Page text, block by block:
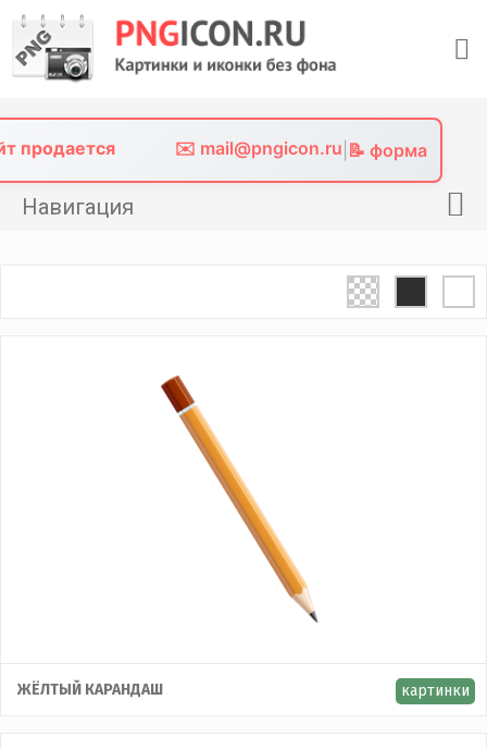
content
продается ✉️ mail@pngicon.ru 📝 форма
Навигация
ЖЁЛТЫЙ КАРАНДАШ картинки